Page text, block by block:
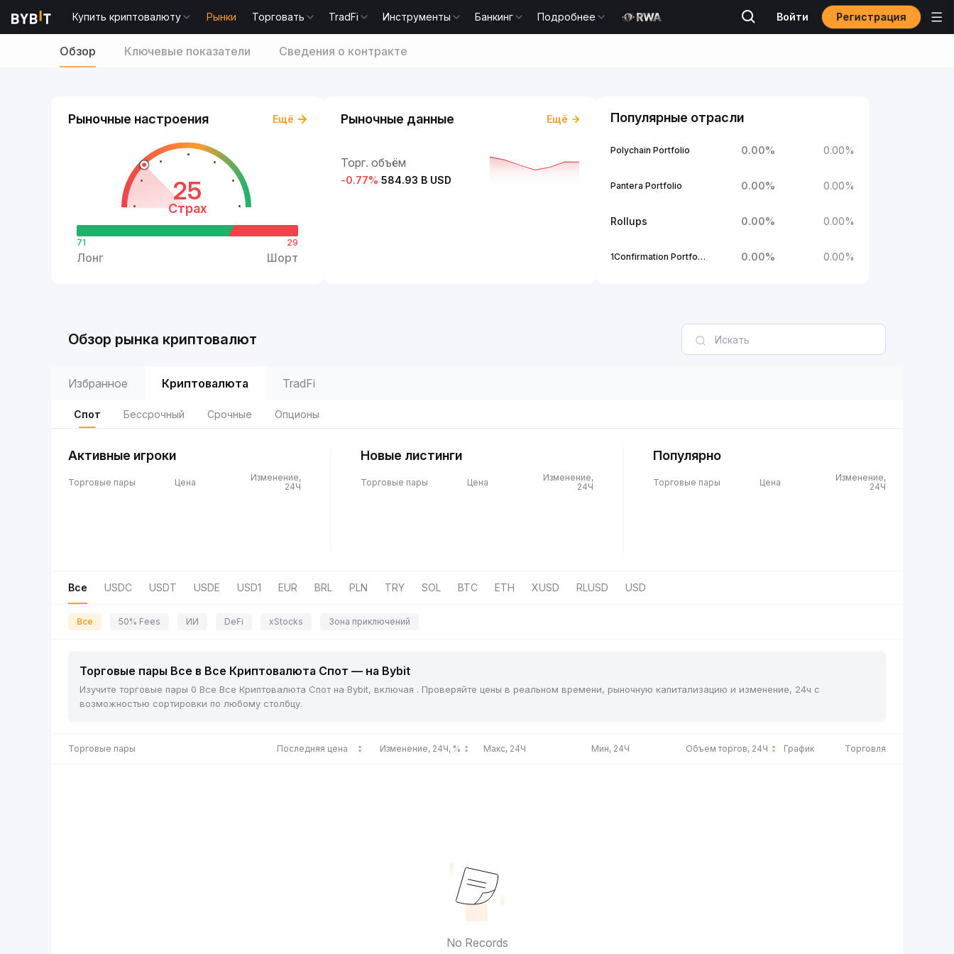
Купить криптовалюту Рынки Торговать TradFi Инструменты Банкинг Подробнее Войти Регистрация
Обзор Ключевые показатели Сведения о контракте
Рыночные настроения Ещё
25
Страх
71
Лонг
29
Шорт
Рыночные данные Ещё
Торг. объём
-0.77% 584.93 B USD
Популярные отрасли
Polychain Portfolio 0.00% 0.00%
Pantera Portfolio 0.00% 0.00%
Rollups 0.00% 0.00%
1Confirmation Portfolio 0.00% 0.00%
Обзор рынка криптовалют
Избранное Криптовалюта TradFi
Спот Бессрочный Срочные Опционы
Активные игроки
Торговые пары Цена
Изменение,
24Ч
Новые листинги
Торговые пары Цена
Изменение,
24Ч
Популярно
Торговые пары Цена
Изменение,
24Ч
Все USDC USDT USDE USD1 EUR BRL PLN TRY SOL BTC ETH XUSD RLUSD USD
Все 50% Fees ИИ DeFi xStocks Зона приключений
Торговые пары Все в Все Криптовалюта Спот — на Bybit
Изучите торговые пары 0 Все Все Криптовалюта Спот на Bybit, включая . Проверяйте цены в реальном времени, рыночную капитализацию и изменение, 24ч с
возможностью сортировки по любому столбцу.
Торговые пары Последняя цена Изменение, 24Ч, % Макс, 24Ч Мин, 24Ч Объем торгов, 24Ч График Торговля
No Records